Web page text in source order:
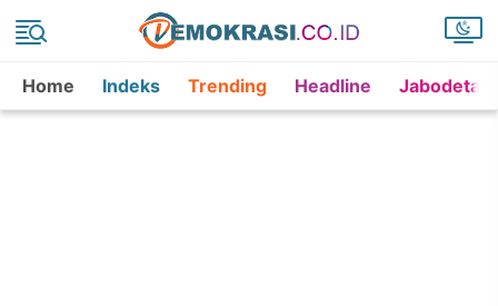
Home Indeks Trending Headline